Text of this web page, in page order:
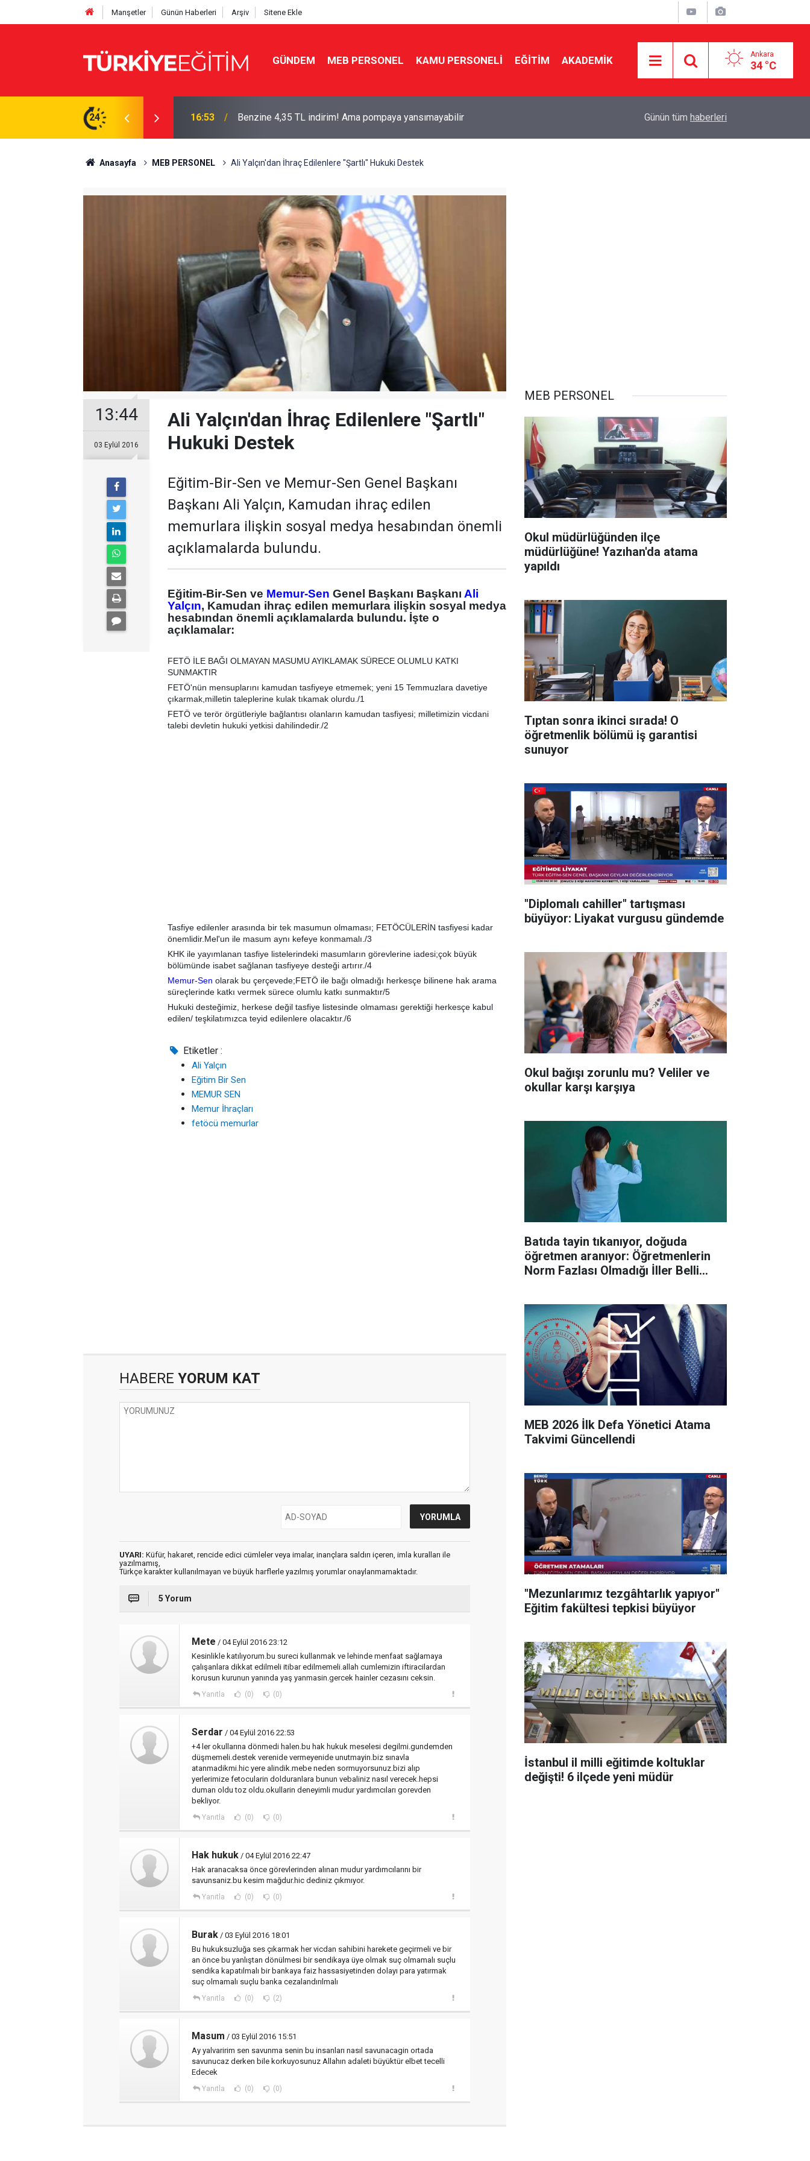
Manşetler Günün Haberleri Arşiv Sitene Ekle
GÜNDEM MEB PERSONEL KAMU PERSONELİ EĞİTİM AKADEMİK Ankara
34 °C
24
yansımayabilir 08:28 Okul müdürlüğünden ilçe müdürlüğüne! Yazıhan'da atama yapıldı 8 yılda 29 kat arttı! Vakıf üniversitesi ücretleri
Günün tüm haberleri
Anasayfa MEB PERSONEL Ali Yalçın'dan İhraç Edilenlere "Şartlı" Hukuki Destek
13:44
03 Eylül 2016
Ali Yalçın'dan İhraç Edilenlere "Şartlı"
Hukuki Destek
Eğitim-Bir-Sen ve Memur-Sen Genel Başkanı
Başkanı Ali Yalçın, Kamudan ihraç edilen
memurlara ilişkin sosyal medya hesabından önemli
açıklamalarda bulundu.
Eğitim-Bir-Sen ve Memur-Sen Genel Başkanı Başkanı Ali
Yalçın, Kamudan ihraç edilen memurlara ilişkin sosyal medya
hesabından önemli açıklamalarda bulundu. İşte o
açıklamalar:
FETÖ İLE BAĞI OLMAYAN MASUMU AYIKLAMAK SÜRECE OLUMLU KATKI
SUNMAKTIR
FETÖ'nün mensuplarını kamudan tasfiyeye etmemek; yeni 15 Temmuzlara davetiye
çıkarmak,milletin taleplerine kulak tıkamak olurdu./1
FETÖ ve terör örgütleriyle bağlantısı olanların kamudan tasfiyesi; milletimizin vicdani
talebi devletin hukuki yetkisi dahilindedir./2
Tasfiye edilenler arasında bir tek masumun olmaması; FETÖCÜLERİN tasfiyesi kadar
önemlidir.Mel'un ile masum aynı kefeye konmamalı./3
KHK ile yayımlanan tasfiye listelerindeki masumların görevlerine iadesi;çok büyük
bölümünde isabet sağlanan tasfiyeye desteği artırır./4
Memur-Sen olarak bu çerçevede;FETÖ ile bağı olmadığı herkesçe bilinene hak arama
süreçlerinde katkı vermek sürece olumlu katkı sunmaktır/5
Hukuki desteğimiz, herkese değil tasfiye listesinde olmaması gerektiği herkesçe kabul
edilen/ teşkilatımızca teyid edilenlere olacaktır./6
Etiketler :
Ali Yalçın
Eğitim Bir Sen
MEMUR SEN
Memur İhraçları
fetöcü memurlar
HABERE YORUM KAT
UYARI: Küfür, hakaret, rencide edici cümleler veya imalar, inançlara saldırı içeren, imla kuralları ile
yazılmamış,
Türkçe karakter kullanılmayan ve büyük harflerle yazılmış yorumlar onaylanmamaktadır.
5 Yorum
Mete / 04 Eylül 2016 23:12
Kesinlikle katılıyorum.bu sureci kullanmak ve lehinde menfaat sağlamaya
çalışanlara dikkat edilmeli itibar edilmemeli.allah cumlemizin iftiracilardan
korusun kurunun yanında yaş yanmasin.gercek hainler cezasını ceksin.
Yanıtla (0) (0)
Serdar / 04 Eylül 2016 22:53
+4 ler okullarına dönmedi halen.bu hak hukuk meselesi degilmi.gundemden
düşmemeli.destek verenide vermeyenide unutmayin.biz sınavla
atanmadikmi.hic yere alindik.mebe neden sormuyorsunuz.bizi alıp
yerlerimize fetocularin dolduranlara bunun vebaliniz nasıl verecek.hepsi
duman oldu toz oldu.okullarin deneyimli mudur yardımcıları gorevden
bekliyor.
Yanıtla (0) (0)
Hak hukuk / 04 Eylül 2016 22:47
Hak aranacaksa önce görevlerinden alınan mudur yardımcılarını bir
savunsaniz.bu kesim mağdur.hic dediniz çıkmıyor.
Yanıtla (0) (0)
Burak / 03 Eylül 2016 18:01
Bu hukuksuzluğa ses çıkarmak her vicdan sahibini harekete geçirmeli ve bir
an önce bu yanlıştan dönülmesi bir sendikaya üye olmak suç olmamalı suçlu
sendika kapatılmalı bir bankaya faiz hassasiyetinden dolayı para yatırmak
suç olmamalı suçlu banka cezalandırılmalı
Yanıtla (0) (2)
Masum / 03 Eylül 2016 15:51
Ay yalvaririm sen savunma senin bu insanları nasıl savunacagin ortada
savunucaz derken bile korkuyosunuz Allahın adaleti büyüktür elbet tecelli
Edecek
Yanıtla (0) (0)
MEB PERSONEL
Okul müdürlüğünden ilçe
müdürlüğüne! Yazıhan'da atama
yapıldı
Tıptan sonra ikinci sırada! O
öğretmenlik bölümü iş garantisi
sunuyor
"Diplomalı cahiller" tartışması
büyüyor: Liyakat vurgusu gündemde
Okul bağışı zorunlu mu? Veliler ve
okullar karşı karşıya
Batıda tayin tıkanıyor, doğuda
öğretmen aranıyor: Öğretmenlerin
Norm Fazlası Olmadığı İller Belli
MEB 2026 İlk Defa Yönetici Atama
Takvimi Güncellendi
"Mezunlarımız tezgâhtarlık yapıyor"
Eğitim fakültesi tepkisi büyüyor
İstanbul il milli eğitimde koltuklar
değişti! 6 ilçede yeni müdür